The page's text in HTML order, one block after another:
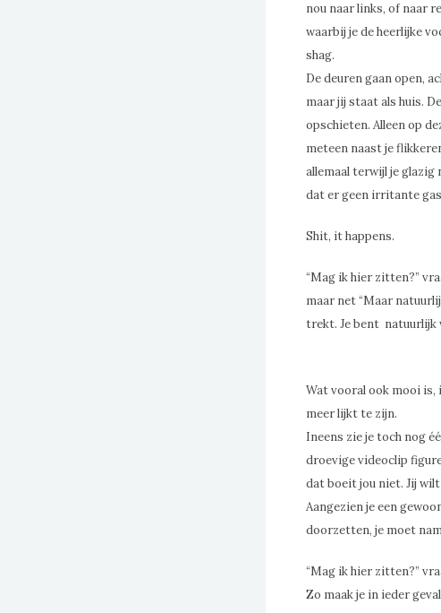
nou naar links, of naar
waarbij je de heerlijke
shag.
De deuren gaan open,
maar jij staat als huis.
opschieten. Alleen op
meteen naast je
allemaal terwijl je
dat er geen irritante
Shit, it happens.
“Mag ik hier zitten?”
maar net “Maar
trekt. Je bent natuurlijk
Wat vooral ook mooi
meer lijkt te zijn.
Ineens zie je toch nog
droevige videoclip
dat boeit jou niet. Jij
Aangezien je een
doorzetten, je moet
“Mag ik hier zitten?”
Zo maak je in ieder